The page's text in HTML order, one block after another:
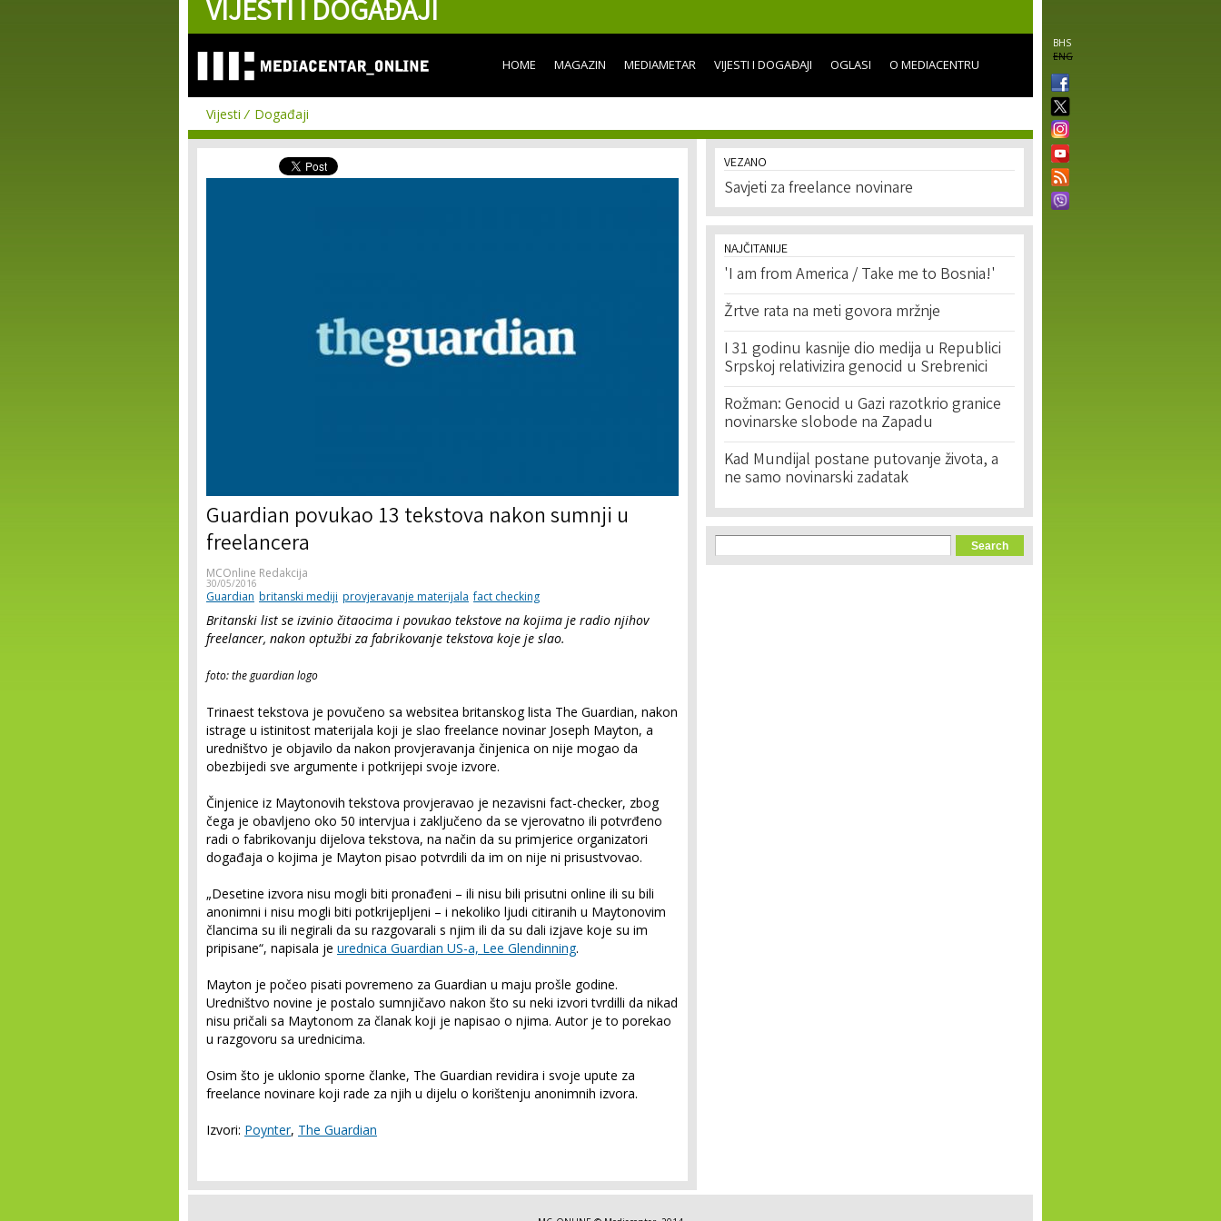
content
VIJESTI I DOGAĐAJI
BHS
ENG
HOME MAGAZIN MEDIAMETAR VIJESTI I DOGAĐAJI OGLASI O MEDIACENTRU
Vijesti Događaji
Guardian povukao 13 tekstova nakon sumnji u
freelancera
MCOnline Redakcija
30/05/2016
Guardian britanski mediji provjeravanje materijala fact checking
Britanski list se izvinio čitaocima i povukao tekstove na kojima je radio njihov
freelancer, nakon optužbi za fabrikovanje tekstova koje je slao.
foto: the guardian logo
Trinaest tekstova je povučeno sa websitea britanskog lista The Guardian, nakon
istrage u istinitost materijala koji je slao freelance novinar Joseph Mayton, a
uredništvo je objavilo da nakon provjeravanja činjenica on nije mogao da
obezbijedi sve argumente i potkrijepi svoje izvore.
Činjenice iz Maytonovih tekstova provjeravao je nezavisni fact-checker, zbog
čega je obavljeno oko 50 intervjua i zaključeno da se vjerovatno ili potvrđeno
radi o fabrikovanju dijelova tekstova, na način da su primjerice organizatori
događaja o kojima je Mayton pisao potvrdili da im on nije ni prisustvovao.
„Desetine izvora nisu mogli biti pronađeni – ili nisu bili prisutni online ili su bili
anonimni i nisu mogli biti potkrijepljeni – i nekoliko ljudi citiranih u Maytonovim
člancima su ili negirali da su razgovarali s njim ili da su dali izjave koje su im
pripisane“, napisala je urednica Guardian US-a, Lee Glendinning.
Mayton je počeo pisati povremeno za Guardian u maju prošle godine.
Uredništvo novine je postalo sumnjičavo nakon što su neki izvori tvrdilli da nikad
nisu pričali sa Maytonom za članak koji je napisao o njima. Autor je to porekao
u razgovoru sa urednicima.
Osim što je uklonio sporne članke, The Guardian revidira i svoje upute za
freelance novinare koji rade za njih u dijelu o korištenju anonimnih izvora.
Izvori: Poynter, The Guardian
VEZANO
Savjeti za freelance novinare
NAJČITANIJE
'I am from America / Take me to Bosnia!'
Žrtve rata na meti govora mržnje
I 31 godinu kasnije dio medija u Republici
Srpskoj relativizira genocid u Srebrenici
Rožman: Genocid u Gazi razotkrio granice
novinarske slobode na Zapadu
Kad Mundijal postane putovanje života, a
ne samo novinarski zadatak
Search form
Search